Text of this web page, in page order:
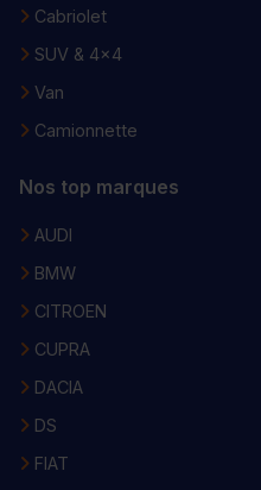
Cabriolet
SUV & 4x4
Van
Camionnette
Nos top marques
AUDI
BMW
CITROEN
CUPRA
DACIA
DS
FIAT